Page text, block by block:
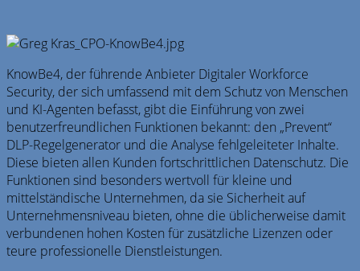
KnowBe4, der führende Anbieter Digitaler Workforce
Security, der sich umfassend mit dem Schutz von Menschen
und KI-Agenten befasst, gibt die Einführung von zwei
benutzerfreundlichen Funktionen bekannt: den „Prevent“
DLP-Regelgenerator und die Analyse fehlgeleiteter Inhalte.
Diese bieten allen Kunden fortschrittlichen Datenschutz. Die
Funktionen sind besonders wertvoll für kleine und
mittelständische Unternehmen, da sie Sicherheit auf
Unternehmensniveau bieten, ohne die üblicherweise damit
verbundenen hohen Kosten für zusätzliche Lizenzen oder
teure professionelle Dienstleistungen.